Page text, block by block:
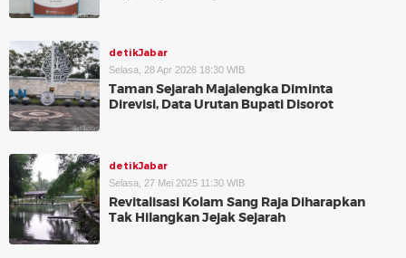
detikJabar
Selasa, 28 Apr 2026 18:30 WIB
Taman Sejarah Majalengka Diminta
Direvisi, Data Urutan Bupati Disorot
detikJabar
Selasa, 27 Mei 2025 11:30 WIB
Revitalisasi Kolam Sang Raja Diharapkan
Tak Hilangkan Jejak Sejarah